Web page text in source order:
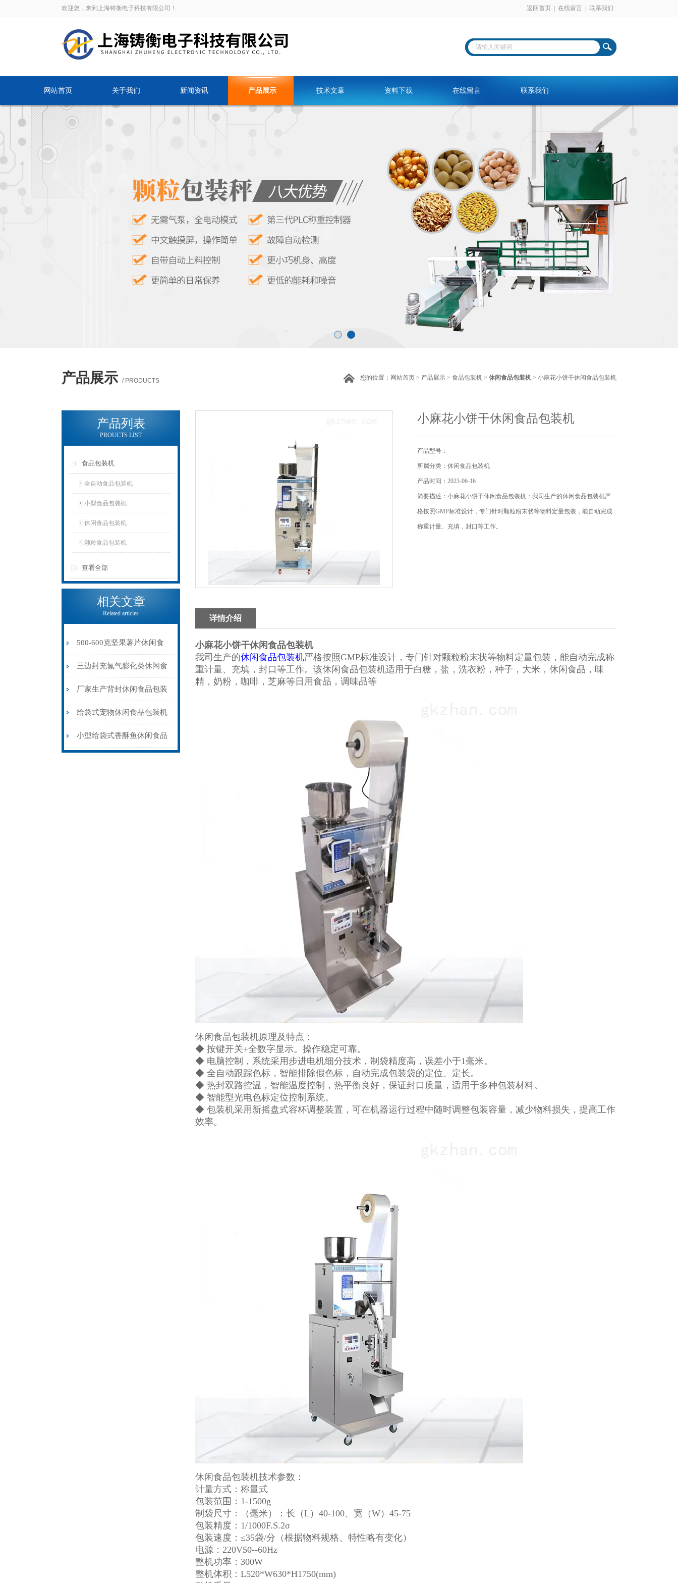
欢迎您，来到上海铸衡电子科技有限公司！ 返回首页 在线留言 联系我们
网站首页 关于我们 新闻资讯 产品展示 技术文章 资料下载 在线留言 联系我们
产品展示 / PRODUCTS 您的位置： 网站首页 > 产品展示 > 食品包装机 > 休闲食品包装机 > 小麻花小饼干休闲食品包装机
产品列表
PROUCTS LIST
食品包装机
全自动食品包装机
小型食品包装机
休闲食品包装机
颗粒食品包装机
查看全部
相关文章
Related articles
500-600克坚果薯片休闲食
品包装机可充氮气
三边封充氮气膨化类休闲食
品包装机品牌
厂家生产背封休闲食品包装
机价格
给袋式宠物休闲食品包装机
配上料机
小型给袋式香酥鱼休闲食品
小麻花小饼干休闲食品包装机
产品型号：
所属分类：休闲食品包装机
产品时间：2023-06-16
简要描述：小麻花小饼干休闲食品包装机：我司生产的休闲食品包装机严
格按照GMP标准设计，专门针对颗粒粉末状等物料定量包装，能自动完成
称重计量、充填，封口等工作。
详情介绍
小麻花小饼干休闲食品包装机
我司生产的休闲食品包装机严格按照GMP标准设计，专门针对颗粒粉末状等物料定量包装，能自动完成称
重计量、充填，封口等工作。该休闲食品包装机适用于白糖，盐，洗衣粉，种子，大米，休闲食品，味
精，奶粉，咖啡，芝麻等日用食品，调味品等
休闲食品包装机原理及特点：
◆ 按键开关+全数字显示。操作稳定可靠。
◆ 电脑控制，系统采用步进电机细分技术，制袋精度高，误差小于1毫米。
◆ 全自动跟踪色标，智能排除假色标，自动完成包装袋的定位、定长。
◆ 热封双路控温，智能温度控制，热平衡良好，保证封口质量，适用于多种包装材料。
◆ 智能型光电色标定位控制系统。
◆ 包装机采用新摇盘式容杯调整装置，可在机器运行过程中随时调整包装容量，减少物料损失，提高工作
效率。
休闲食品包装机技术参数：
计量方式：称量式
包装范围：1-1500g
制袋尺寸：（毫米）：长（L）40-100、宽（W）45-75
包装精度：1/1000F.S.2σ
包装速度：≤35袋/分（根据物料规格、特性略有变化）
电源：220V50--60Hz
整机功率：300W
整机体积：L520*W630*H1750(mm)